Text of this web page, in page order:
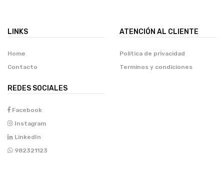
LINKS
Home
Contacto
ATENCIÓN AL CLIENTE
Politica de privacidad
Terminos y condiciones
REDES SOCIALES
Facebook
Instagram
LinkedIn
982321123